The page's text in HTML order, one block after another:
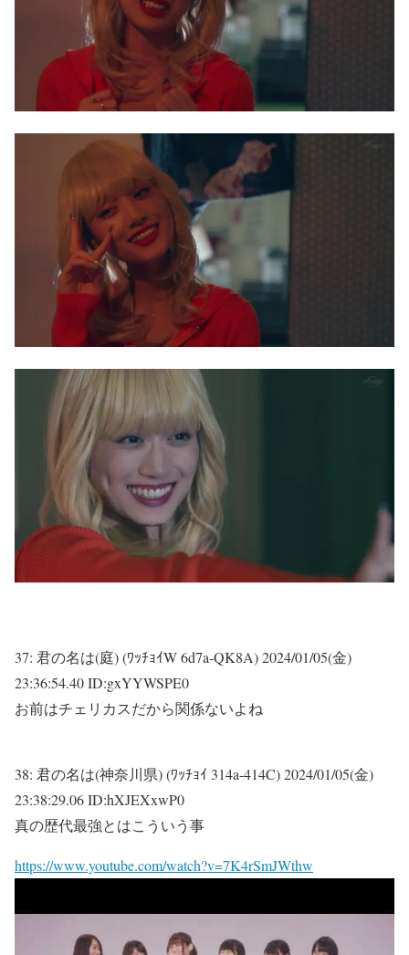
37: 君の名は(庭) (ﾜｯﾁｮｲW 6d7a-QK8A)2024/01/05(金)
23:36:54.40 ID:gxYYWSPE0
お前はチェリカスだから関係ないよね
38: 君の名は(神奈川県) (ﾜｯﾁｮｲ 314a-414C)2024/01/05(金)
23:38:29.06 ID:hXJEXxwP0
真の歴代最強とはこういう事
https://www.youtube.com/watch?v=7K4rSmJWthw